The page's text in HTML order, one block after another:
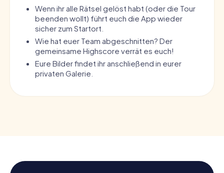
Wenn ihr alle Rätsel gelöst habt (oder die Tour
beenden wollt) führt euch die App wieder
sicher zum Startort.
Wie hat euer Team abgeschnitten? Der
gemeinsame Highscore verrät es euch!
Eure Bilder findet ihr anschließend in eurer
privaten Galerie.